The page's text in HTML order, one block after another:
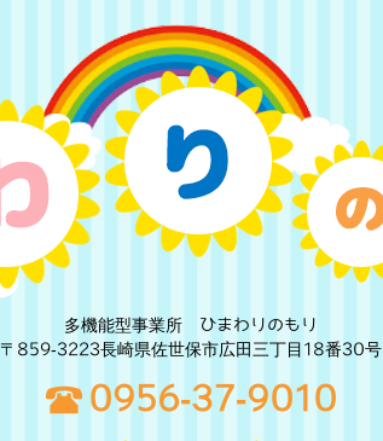
多機能型事業所 ひまわりのもり
〒859-3223長崎県佐世保市広田三丁目18番30号
0956-37-9010